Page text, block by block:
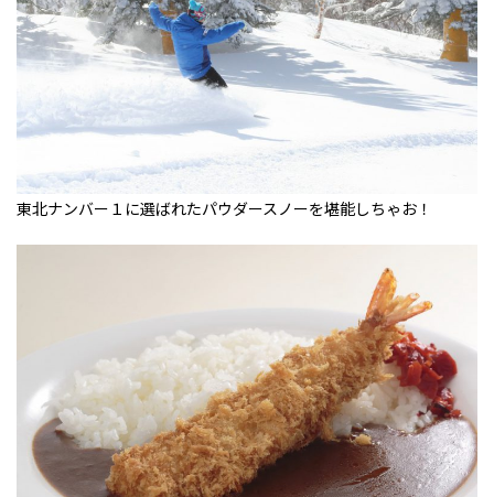
東北ナンバー１に選ばれたパウダースノーを堪能しちゃお！